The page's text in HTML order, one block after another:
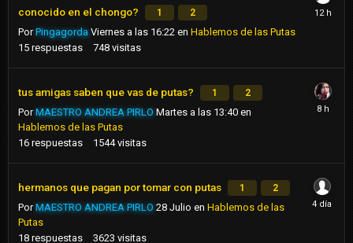
conocido en el chongo?
1 2
PorPingagorda Viernes a las 16:22 en Hablemos de las Putas
15 respuestas 748 visitas
tus amigas saben que vas de putas? 1 2
PorMAESTRO ANDREA PIRLO Martes a las 13:40 en
Hablemos de las Putas
16 respuestas 1544 visitas
hermanos que pagan por tomar con putas 1 2
PorMAESTRO ANDREA PIRLO 28 Julio en Hablemos de las
Putas
18 respuestas 3623 visitas